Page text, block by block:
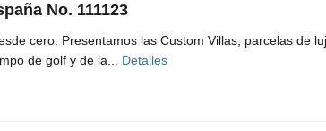
No. 111123
cero. Presentamos las Custom Villas, parcelas de
de golf y de la... Detalles